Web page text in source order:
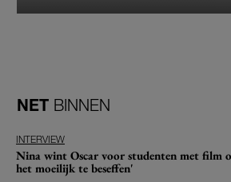
NET BINNEN
INTERVIEW
Nina wint Oscar voor studenten met film
het moeilijk te beseffen'